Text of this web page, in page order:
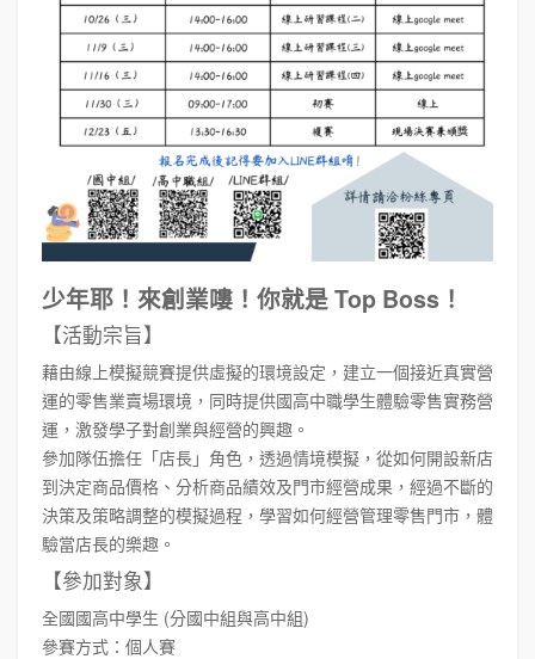
少年耶！來創業嘍！你就是 Top Boss！
【活動宗旨】
藉由線上模擬競賽提供虛擬的環境設定，建立一個接近真實營
運的零售業賣場環境，同時提供國高中職學生體驗零售實務營
運，激發學子對創業與經營的興趣。
參加隊伍擔任「店長」角色，透過情境模擬，從如何開設新店
到決定商品價格、分析商品績效及門市經營成果，經過不斷的
決策及策略調整的模擬過程，學習如何經營管理零售門市，體
驗當店長的樂趣。
【參加對象】
全國國高中學生 (分國中組與高中組)
參賽方式：個人賽